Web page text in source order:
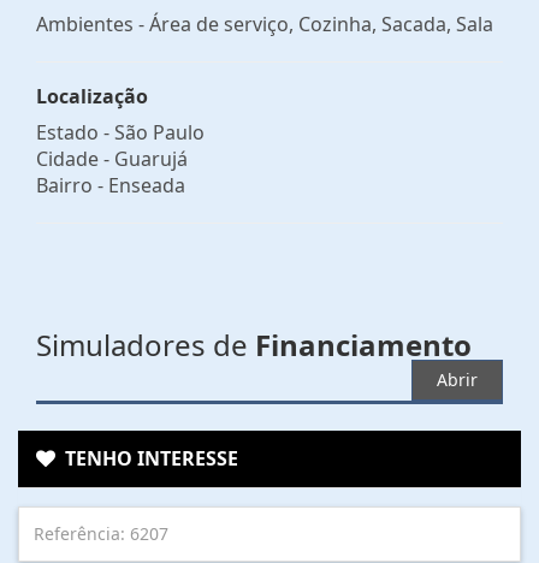
Ambientes - Área de serviço, Cozinha, Sacada, Sala
Localização
Estado -São Paulo
Cidade - Guarujá
Bairro - Enseada
Simuladores de Financiamento
Abrir
TENHO INTERESSE